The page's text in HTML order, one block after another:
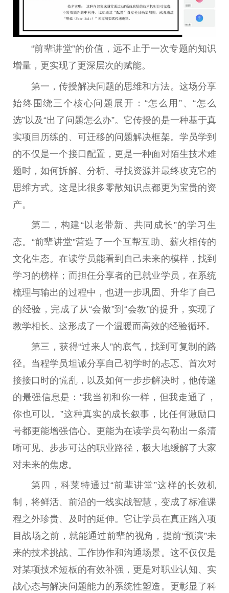
“前辈讲堂”的价值，远不止于一次专题的知识
增量，更实现了更深层次的赋能。
第一，传授解决问题的思维和方法。这场分享
始终围绕三个核心问题展开：“怎么用”、“怎么
选”以及“出了问题怎么办”。它传授的是一种基于真
实项目历练的、可迁移的问题解决框架。学员学到
的不仅是一个接口配置，更是一种面对陌生技术难
题时，如何拆解、分析、寻找资源并最终攻克它的
思维方式。这是比很多零散知识点都更为宝贵的资
产。
第二，构建“以老带新、共同成长”的学习生
态。“前辈讲堂”营造了一个互帮互助、薪火相传的
文化生态。在读学员能看到自己未来的模样，找到
学习的榜样；而担任分享者的已就业学员，在系统
梳理与输出的过程中，也进一步巩固、升华了自己
的经验，完成了从“会做”到“会教”的提升，实现了
教学相长。这形成了一个温暖而高效的经验循环。
第三，获得“过来人”的底气，找到可复制的路
径。当程学员坦诚分享自己初学时的忐忑、首次对
接接口时的慌乱，以及如何一步步解决时，他传递
的最强信息是：“我当初和你一样，但我走通了，
你也可以。”这种真实的成长叙事，比任何激励口
号都更能增强信心。更能为在读学员勾勒出一条清
晰可见、步步可达的职业路径，极大地缓解了大家
对未来的焦虑。
第四，科莱特通过“前辈讲堂”这样的长效机
制，将鲜活、前沿的一线实战智慧，变成了标准课
程之外珍贵、及时的延伸。它让学员在真正踏入项
目战场之前，就能通过前辈的视角，提前“预演”未
来的技术挑战、工作协作和沟通场景。这不仅仅是
对某项技术短板的有效补强，更是对职业认知、实
战心态与解决问题能力的系统性塑造。更彰显了科